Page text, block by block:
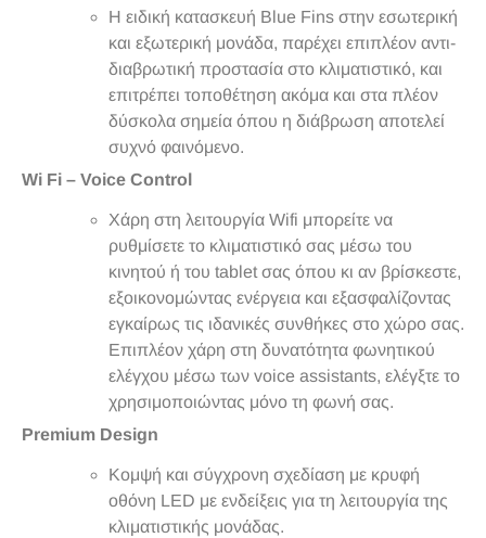
Η ειδική κατασκευή Blue Fins στην εσωτερική
και εξωτερική μονάδα, παρέχει επιπλέον αντι-
διαβρωτική προστασία στο κλιματιστικό, και
επιτρέπει τοποθέτηση ακόμα και στα πλέον
δύσκολα σημεία όπου η διάβρωση αποτελεί
συχνό φαινόμενο.
Wi Fi – Voice Control
Χάρη στη λειτουργία Wifi μπορείτε να
ρυθμίσετε το κλιματιστικό σας μέσω του
κινητού ή του tablet σας όπου κι αν βρίσκεστε,
εξοικονομώντας ενέργεια και εξασφαλίζοντας
εγκαίρως τις ιδανικές συνθήκες στο χώρο σας.
Επιπλέον χάρη στη δυνατότητα φωνητικού
ελέγχου μέσω των voice assistants, ελέγξτε το
χρησιμοποιώντας μόνο τη φωνή σας.
Premium Design
Κομψή και σύγχρονη σχεδίαση με κρυφή
οθόνη LED με ενδείξεις για τη λειτουργία της
κλιματιστικής μονάδας.